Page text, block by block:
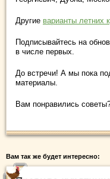
Другие варианты летних
Подписывайтесь на
в числе первых.
До встречи! А мы пока
материалы.
Вам понравились
Вам так же будет интересно: